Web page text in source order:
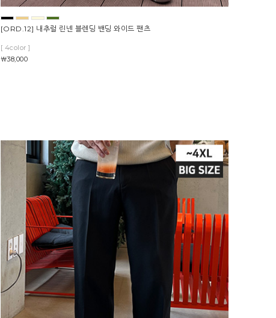
[ORD.12] 내추럴 린넨 블렌딩 밴딩 와이드 팬츠
[ 4color ]
￦38,000